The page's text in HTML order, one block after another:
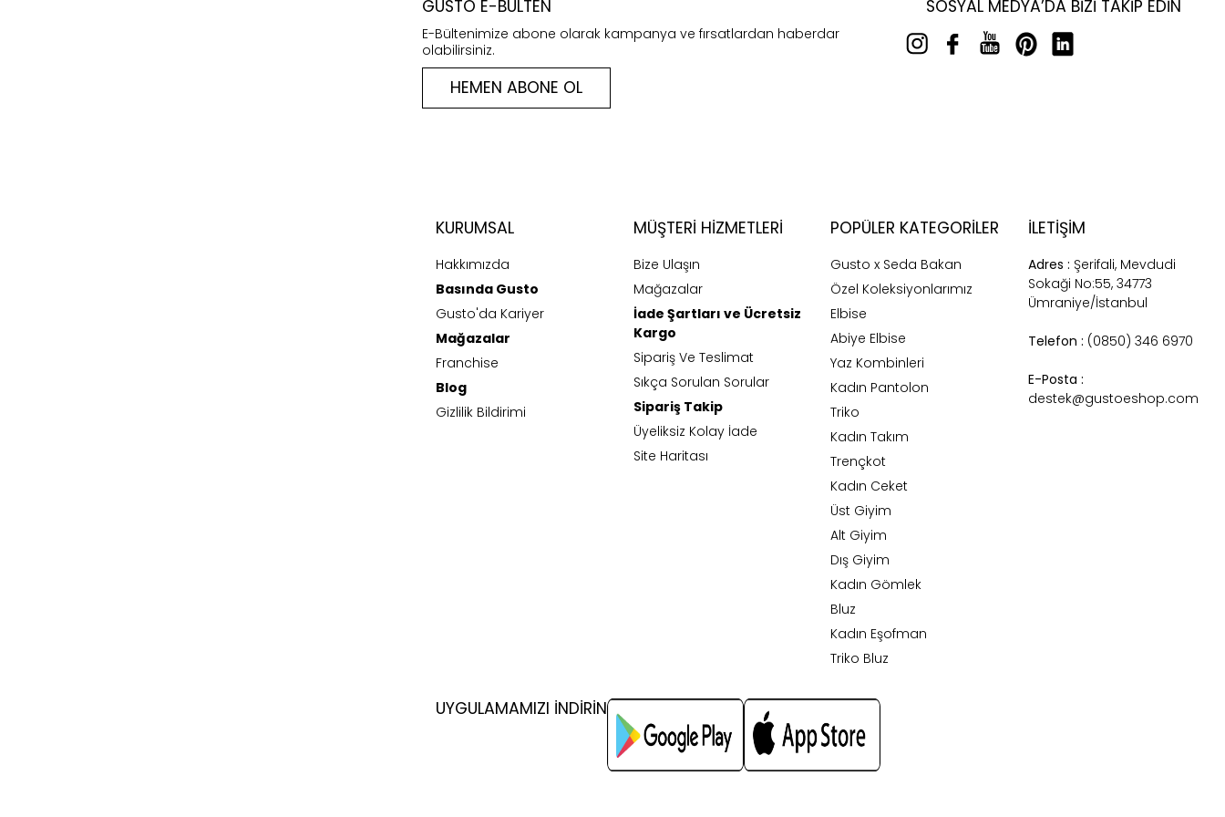
GUSTO E-BÜLTEN
E-Bültenimize abone olarak kampanya ve fırsatlardan haberdar
olabilirsiniz.
HEMEN ABONE OL
SOSYAL MEDYA’DA BIZI TAKIP EDIN
KURUMSAL
Hakkımızda
Basında Gusto
Gusto'da Kariyer
Mağazalar
Franchise
Blog
Gizlilik Bildirimi
MÜŞTERI HIZMETLERI
Bize Ulaşın
Mağazalar
İade Şartları ve Ücretsiz
Kargo
Sipariş Ve Teslimat
Sıkça Sorulan Sorular
Sipariş Takip
Üyeliksiz Kolay İade
Site Haritası
POPÜLER KATEGORILER
Gusto x Seda Bakan
Özel Koleksiyonlarımız
Elbise
Abiye Elbise
Yaz Kombinleri
Kadın Pantolon
Triko
Kadın Takım
Trençkot
Kadın Ceket
Üst Giyim
Alt Giyim
Dış Giyim
Kadın Gömlek
Bluz
Kadın Eşofman
Triko Bluz
İLETİŞİM
Adres : Şerifali, Mevdudi
Sokaği No:55, 34773
Ümraniye/İstanbul
Telefon : (0850) 346 6970
E-Posta :
destek@gustoeshop.com
UYGULAMAMIZI İNDİRİN